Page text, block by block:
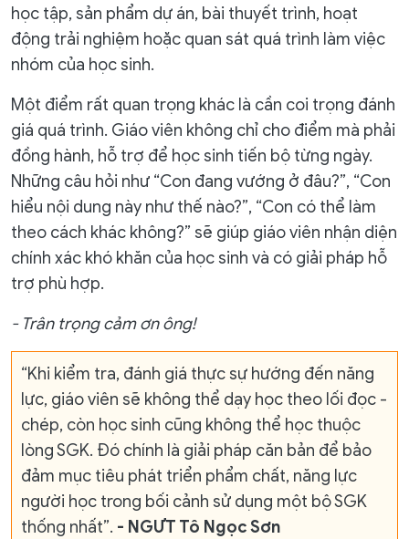
học tập, sản phẩm dự án, bài thuyết trình, hoạt
động trải nghiệm hoặc quan sát quá trình làm việc
nhóm của học sinh.
Một điểm rất quan trọng khác là cần coi trọng đánh
giá quá trình. Giáo viên không chỉ cho điểm mà phải
đồng hành, hỗ trợ để học sinh tiến bộ từng ngày.
Những câu hỏi như “Con đang vướng ở đâu?”, “Con
hiểu nội dung này như thế nào?”, “Con có thể làm
theo cách khác không?” sẽ giúp giáo viên nhận diện
chính xác khó khăn của học sinh và có giải pháp hỗ
trợ phù hợp.
- Trân trọng cảm ơn ông!
“Khi kiểm tra, đánh giá thực sự hướng đến năng
lực, giáo viên sẽ không thể dạy học theo lối đọc -
chép, còn học sinh cũng không thể học thuộc
lòng SGK. Đó chính là giải pháp căn bản để bảo
đảm mục tiêu phát triển phẩm chất, năng lực
người học trong bối cảnh sử dụng một bộ SGK
thống nhất”. - NGƯT Tô Ngọc Sơn